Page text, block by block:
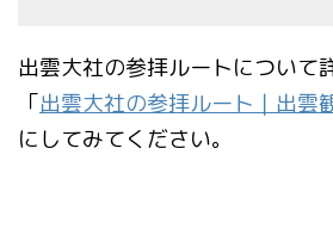
出雲大社の参拝ルートについて
「出雲大社の参拝ルート｜出雲
にしてみてください。